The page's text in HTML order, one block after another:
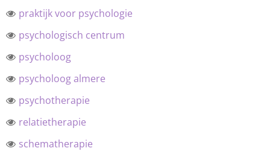
praktijk voor psychologie
psychologisch centrum
psycholoog
psycholoog almere
psychotherapie
relatietherapie
schematherapie